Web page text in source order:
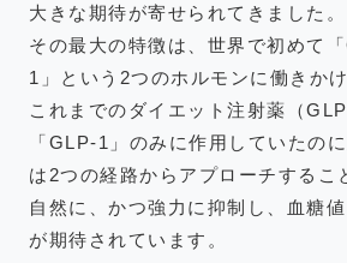
大きな期待が寄せられてきました。
その最大の特徴は、世界で初めて
1」という2つのホルモンに働きか
これまでのダイエット注射薬（
「GLP-1」のみに作用していたの
は2つの経路からアプローチするこ
自然に、かつ強力に抑制し、血糖
が期待されています。